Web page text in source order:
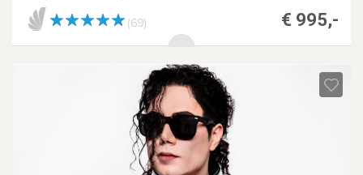
€ 995,-
(69)